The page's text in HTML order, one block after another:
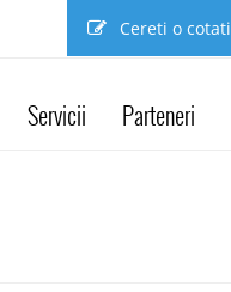
Cereti o
Servicii Parteneri